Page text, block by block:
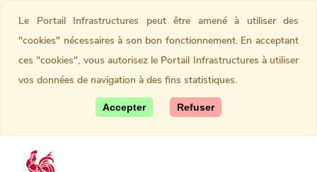
Le Portail Infrastructures peut être amené à utiliser des
"cookies" nécessaires à son bon fonctionnement. En acceptant
ces "cookies", vous autorisez le Portail Infrastructures à utiliser
vos données de navigation à des fins statistiques.
Accepter Refuser